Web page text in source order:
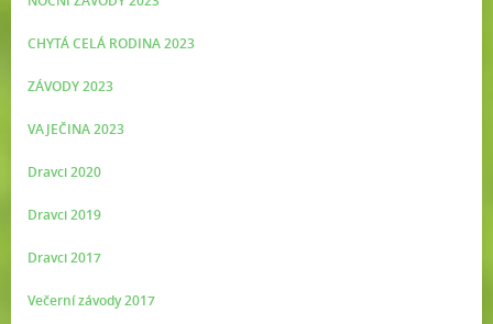
CHYTÁ CELÁ RODINA 2023
ZÁVODY 2023
VAJEČINA 2023
Dravci 2020
Dravci 2019
Dravci 2017
Večerní závody 2017